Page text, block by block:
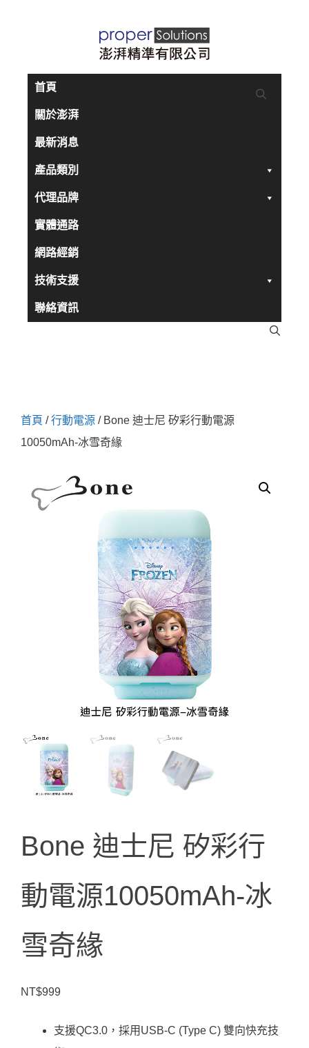
首頁
關於澎湃
最新消息
產品類別
代理品牌
實體通路
網路經銷
技術支援
聯絡資訊
首頁 /行動電源 / Bone 迪士尼 矽彩行動電源
10050mAh-冰雪奇緣
Bone 迪士尼 矽彩行
動電源10050mAh-冰
雪奇緣
NT$999
支援QC3.0，採用USB-C (Type C) 雙向快充技